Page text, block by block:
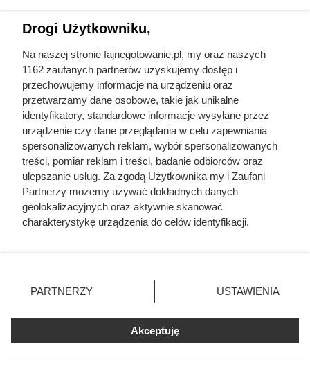
Dziennikarze ujawnili
Drogi Użytkowniku,
Na naszej stronie fajnegotowanie.pl, my oraz naszych
1162 zaufanych partnerów uzyskujemy dostęp i
przechowujemy informacje na urządzeniu oraz
przetwarzamy dane osobowe, takie jak unikalne
identyfikatory, standardowe informacje wysyłane przez
urządzenie czy dane przeglądania w celu zapewniania
spersonalizowanych reklam, wybór spersonalizowanych
treści, pomiar reklam i treści, badanie odbiorców oraz
ulepszanie usług. Za zgodą Użytkownika my i Zaufani
Partnerzy możemy używać dokładnych danych
geolokalizacyjnych oraz aktywnie skanować
charakterystykę urządzenia do celów identyfikacji.
zmienić/wycofać klikając przycisk ustawień prywatności
znajdujący się w lewym dolnym rogu strony
rodzaje przetwarzania danych nie wymagają zgody
użytkownika, ale masz prawo sprzeciwić się takiemu
przetwarzaniu. Preferencje będą miały zastosowania tylko
PARTNERZY USTAWIENIA
Akceptuję